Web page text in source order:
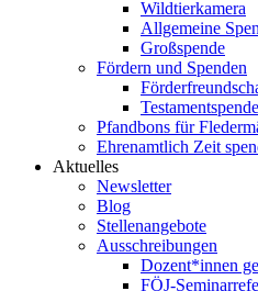
Wildtierkamera
Allgemeine
Großspende
Fördern und Spenden
Testamentspende
Pfandbons für
Ehrenamtlich Zeit
Aktuelles
Newsletter
Blog
Stellenangebote
Ausschreibungen
Dozent*innen
FÖJ-